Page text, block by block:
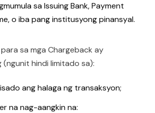
sa Issuing Bank, Payment
o iba pang institusyong pinansyal.
sa mga Chargeback ay
(ngunit hindi limitado sa):
ang halaga ng transaksyon;
na nag-aangkin na: